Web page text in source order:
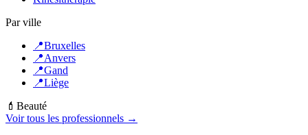
Par ville
📍Bruxelles
📍Anvers
📍Gand
📍Liège
💄 Beauté
Voir tous les professionnels →